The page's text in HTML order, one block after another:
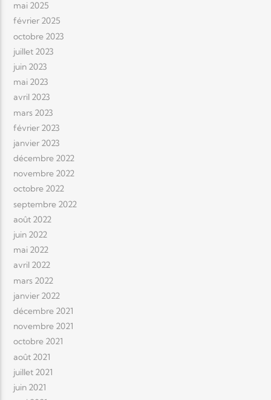
mai 2025
février 2025
octobre 2023
juillet 2023
juin 2023
mai 2023
avril 2023
mars 2023
février 2023
janvier 2023
décembre 2022
novembre 2022
octobre 2022
septembre 2022
août 2022
juin 2022
mai 2022
avril 2022
mars 2022
janvier 2022
décembre 2021
novembre 2021
octobre 2021
août 2021
juillet 2021
juin 2021